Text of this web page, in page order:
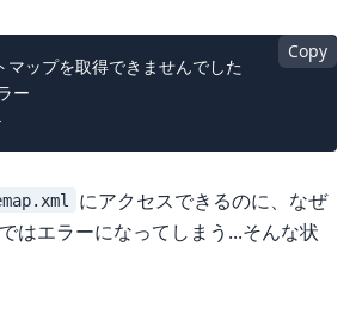
Copy
ップを取得できませんでした
ー
HTTP エラー: 404
にアクセスできるのに、なぜ
はエラーになってしまう...そんな状